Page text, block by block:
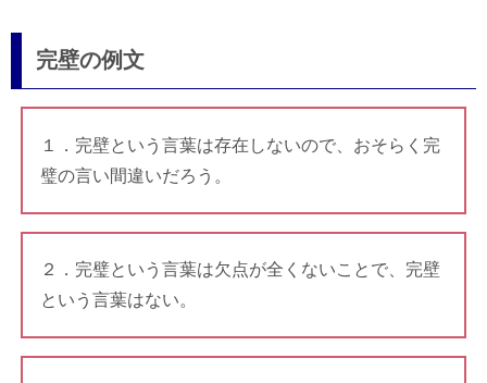
完壁の例文
１．完壁という言葉は存在しないので、おそらく完
璧の言い間違いだろう。
２．完璧という言葉は欠点が全くないことで、完壁
という言葉はない。